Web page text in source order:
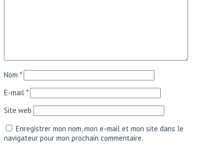
Nom *
E-mail *
Site web
Enregistrer mon nom, mon e-mail et mon site dans le
navigateur pour mon prochain commentaire.